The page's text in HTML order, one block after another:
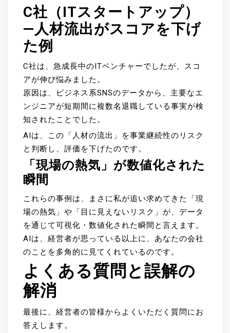
C社（ITスタートアップ）
—人材流出がスコアを下げ
た例
C社は、急成長中のITベンチャーでしたが、スコ
アが伸び悩みました。
原因は、ビジネス系SNSのデータから、主要なエ
ンジニアが短期間に複数名退職している事実が検
知されたことでした。
AIは、この「人材の流出」を事業継続性のリスク
と判断し、評価を下げたのです。
「現場の熱気」が数値化された
瞬間
これらの事例は、まさに私が追い求めてきた「現
場の熱気」や「目に見えないリスク」が、データ
を通じて可視化・数値化された瞬間と言えます。
AIは、経営者が思っている以上に、あなたの会社
のことを多角的に見てくれているのです。
よくある質問と誤解の
解消
最後に、経営者の皆様からよくいただく質問にお
答えします。